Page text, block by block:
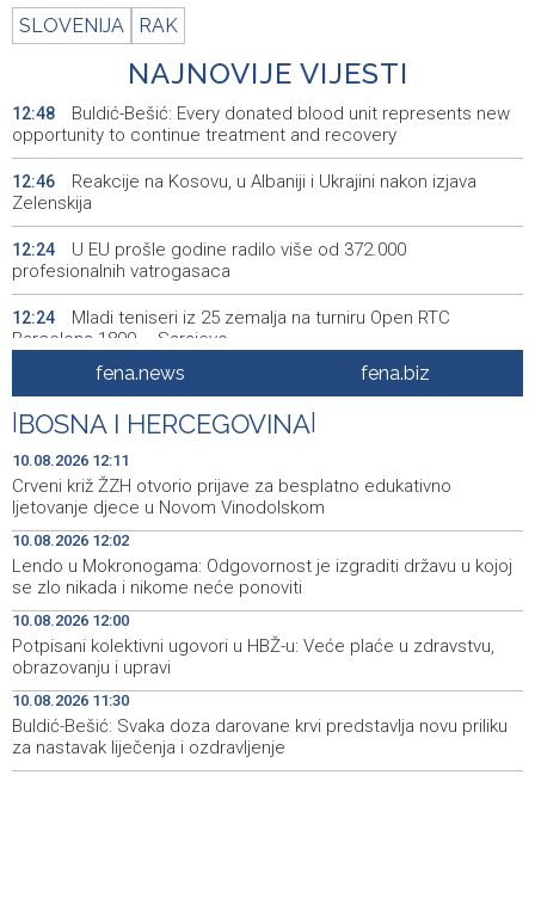
SLOVENIJA RAK
NAJNOVIJE VIJESTI
12:48
Buldić-Bešić: Every donated blood unit represents new
opportunity to continue treatment and recovery
12:46
Reakcije na Kosovu, u Albaniji i Ukrajini nakon izjava
Zelenskija
12:24
U EU prošle godine radilo više od 372.000
profesionalnih vatrogasaca
12:24
Mladi teniseri iz 25 zemalja na turniru Open RTC
Barcelona 1899 – Sarajevo
Crveni križ ŽZH otvorio prijave za besplatno edukativno
ljetovanje djece u Novom Vinodolskom
12:10
Ispred Narodnog pozorišta postavljen crveni tepih uoči
skorog otvaranja Sarajevo Film Festivala
12:02
Lendo u Mokronogama: Odgovornost je izgraditi državu
u kojoj se zlo nikada i nikome neće ponoviti
12:00
Potpisani kolektivni ugovori u HBŽ-u: Veće plaće u
zdravstvu, obrazovanju i upravi
11:42
Puhovski: European Confederation an unrealistic idea,
EU has no clear plan for Western Balkans
11:30
Buldić-Bešić: Svaka doza darovane krvi predstavlja novu
priliku za nastavak liječenja i ozdravljenje
fena.news fena.biz
BOSNA I HERCEGOVINA
10.08.2026 12:11
Crveni križ ŽZH otvorio prijave za besplatno edukativno
ljetovanje djece u Novom Vinodolskom
10.08.2026 12:02
Lendo u Mokronogama: Odgovornost je izgraditi državu u kojoj
se zlo nikada i nikome neće ponoviti
10.08.2026 12:00
Potpisani kolektivni ugovori u HBŽ-u: Veće plaće u zdravstvu,
obrazovanju i upravi
10.08.2026 11:30
Buldić-Bešić: Svaka doza darovane krvi predstavlja novu priliku
za nastavak liječenja i ozdravljenje